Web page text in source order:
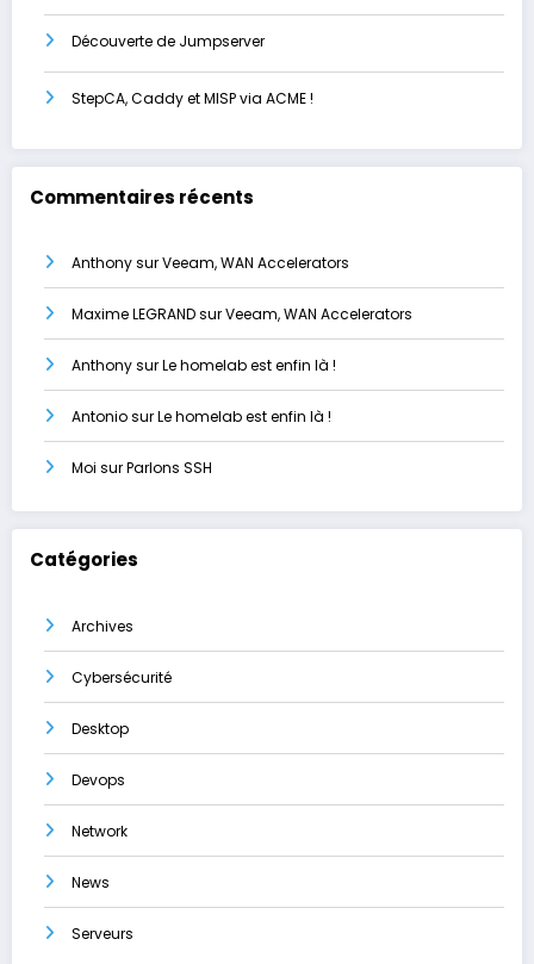
Découverte de Jumpserver
StepCA, Caddy et MISP via ACME !
Commentaires récents
AnthonysurVeeam, WAN Accelerators
Maxime LEGRANDsurVeeam, WAN Accelerators
AnthonysurLe homelab est enfin là !
AntoniosurLe homelab est enfin là !
Moi surParlons SSH
Catégories
Archives
Cybersécurité
Desktop
Devops
Network
News
Serveurs